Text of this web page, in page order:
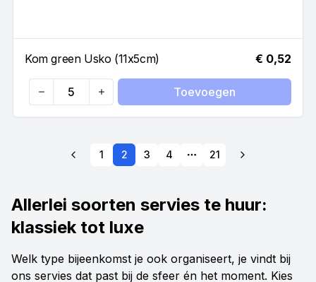
Kom green Usko (11x5cm) € 0,52
Quantity
Toevoegen
1 2 3 4
More pages
21
Allerlei soorten servies te huur:
klassiek tot luxe
Welk type bijeenkomst je ook organiseert, je vindt bij
ons servies dat past bij de sfeer én het moment. Kies